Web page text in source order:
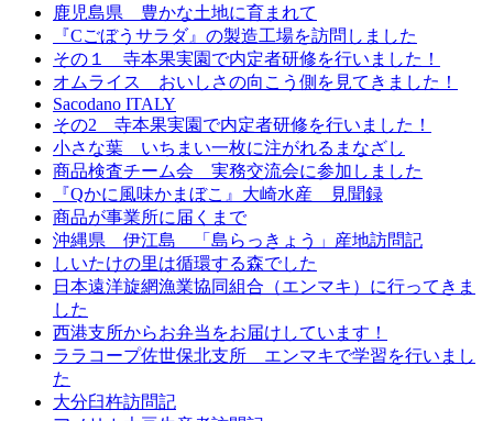
鹿児島県 豊かな土地に育まれて
『Cごぼうサラダ』の製造工場を訪問しました
その１ 寺本果実園で内定者研修を行いました！
オムライス おいしさの向こう側を見てきました！
Sacodano ITALY
その2 寺本果実園で内定者研修を行いました！
小さな葉 いちまい一枚に注がれるまなざし
商品検査チーム会 実務交流会に参加しました
『Qかに風味かまぼこ』大崎水産 見聞録
商品が事業所に届くまで
沖縄県 伊江島 「島らっきょう」産地訪問記
しいたけの里は循環する森でした
日本遠洋旋網漁業協同組合（エンマキ）に行ってきま
した
西港支所からお弁当をお届けしています！
ララコープ佐世保北支所 エンマキで学習を行いまし
た
大分臼杵訪問記